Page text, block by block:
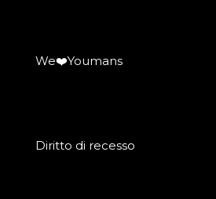
We❤️Youmans
Diritto di recesso